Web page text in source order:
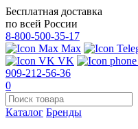
Бесплатная доставка
по всей России
8-800-500-35-17
Max
VK
909-212-56-36
0
Каталог Бренды